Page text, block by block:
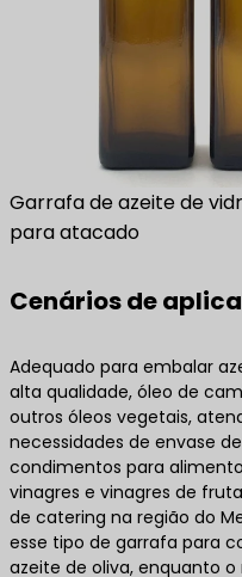
Garrafa de azeite de
para atacado
Cenários de
Adequado para embalar
alta qualidade, óleo de
outros óleos vegetais,
necessidades de envase
condimentos para
vinagres e vinagres de
de catering na região do
esse tipo de garrafa para
azeite de oliva, enquanto